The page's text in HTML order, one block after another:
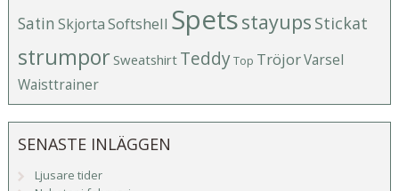
Satin SkjortaSoftshell Spetsstayups Stickat
strumporSweatshirt TeddyTop TröjorVarsel
Waisttrainer
SENASTE INLÄGGEN
Ljusare tider